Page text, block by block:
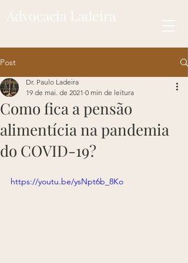
Advocacia Ladeira
Post
Como fica a pensão
alimentícia na pandemia
do COVID-19?
Dr. Paulo Ladeira
19 de mai. de 2021 0 min de leitura
https://youtu.be/ysNpt6b_8Ko